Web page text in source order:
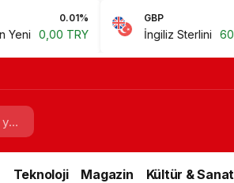
GBP 0.67%
İngiliz Sterlini 60,81 TRY
Teknoloji Magazin Kültür & Sanat